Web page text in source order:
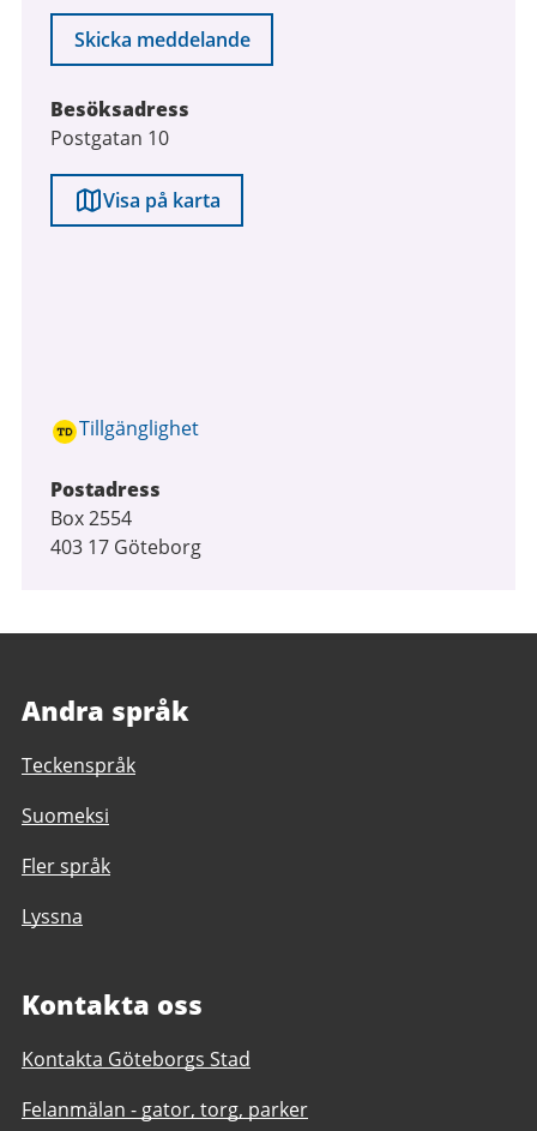
Skicka meddelande
Besöksadress
Postgatan 10
Visa på karta
Tillgänglighet
Postadress
Box 2554
403 17 Göteborg
Andra språk
Teckenspråk
Suomeksi
Fler språk
Lyssna
Kontakta oss
Kontakta Göteborgs Stad
Felanmälan - gator, torg, parker